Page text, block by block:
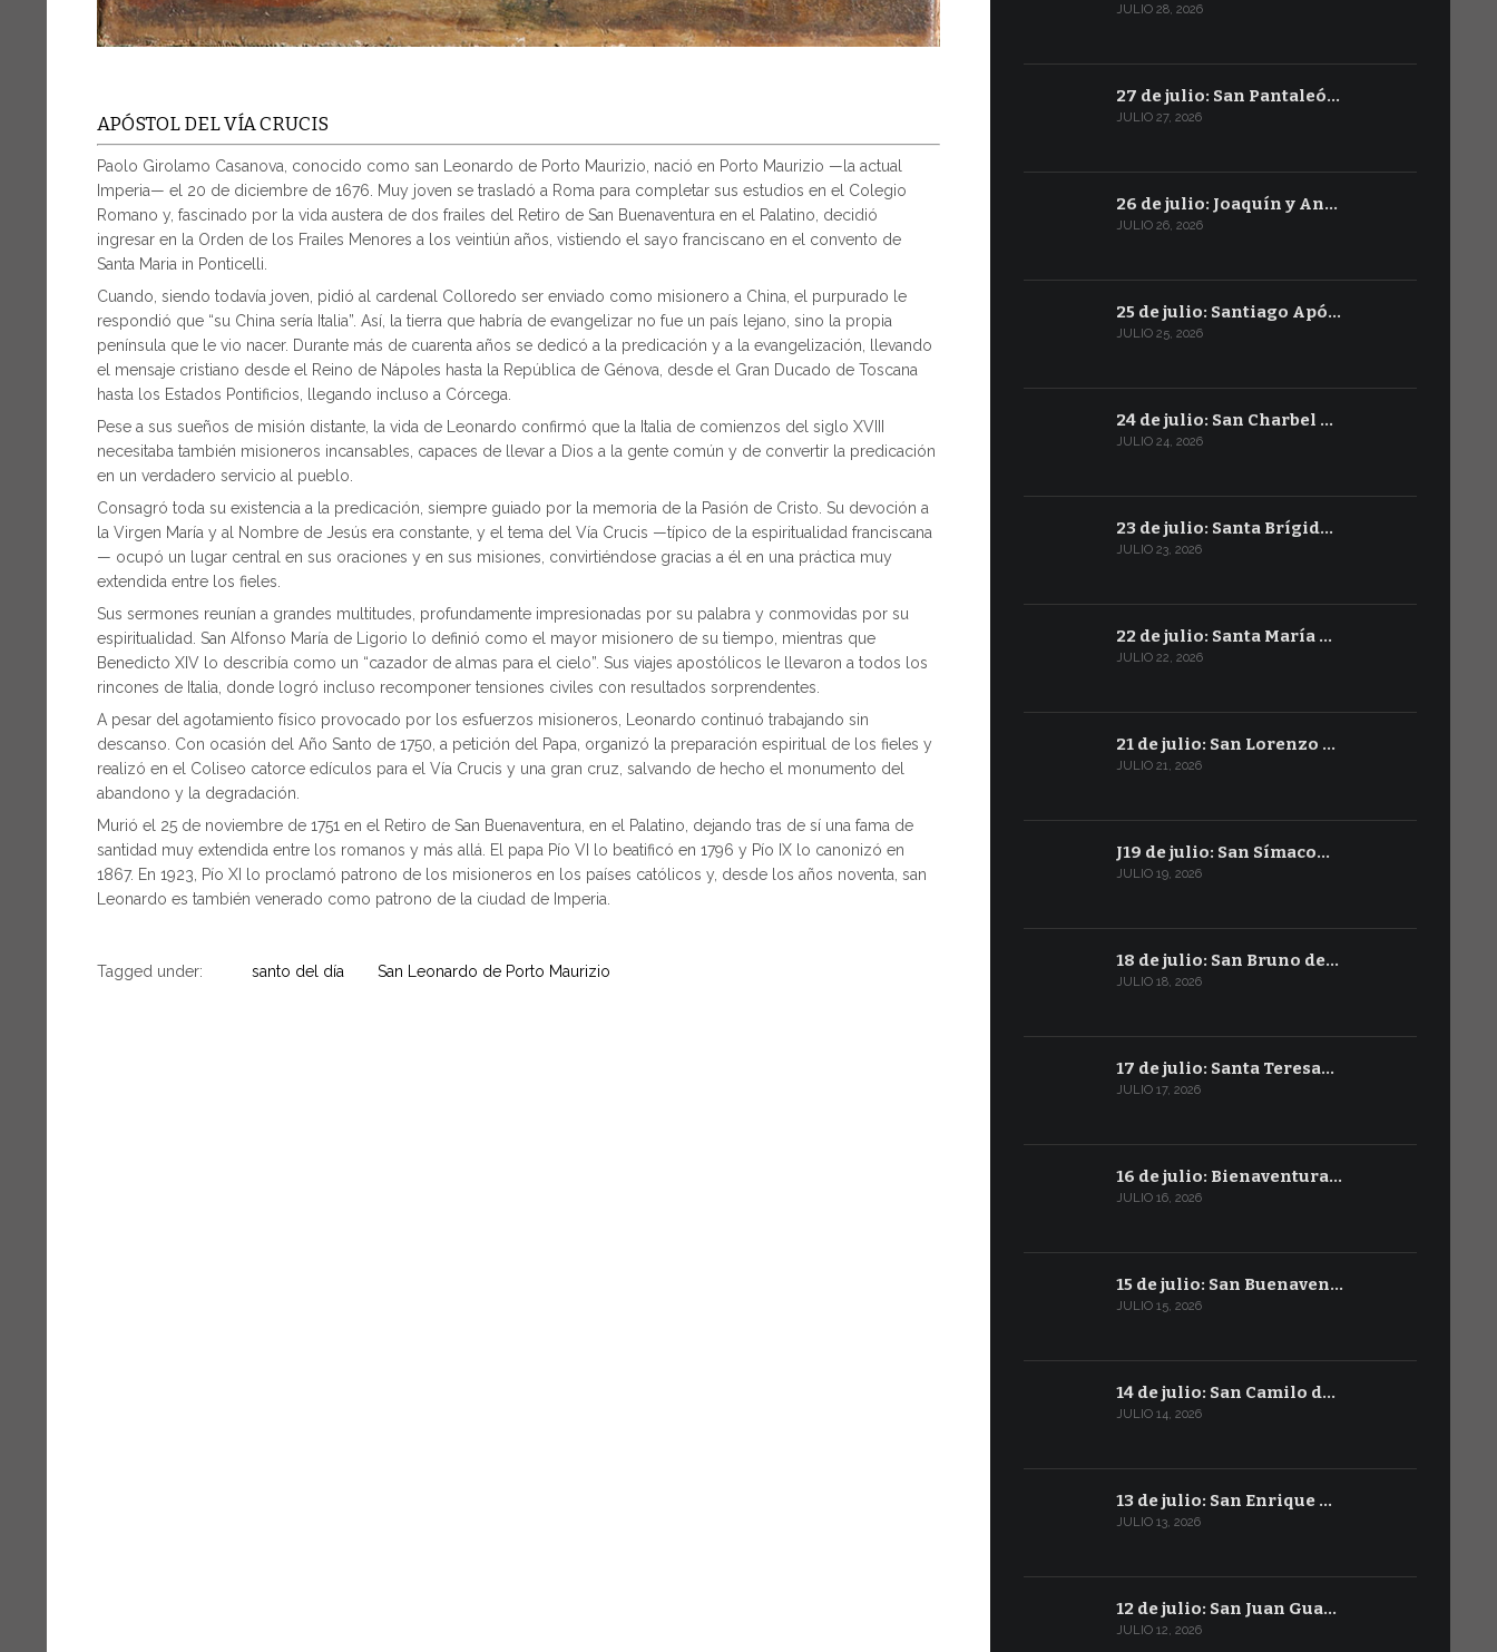
APÓSTOL DEL VÍA CRUCIS
Paolo Girolamo Casanova, conocido como san Leonardo de Porto Maurizio, nació en Porto Maurizio —la actual
Imperia— el 20 de diciembre de 1676. Muy joven se trasladó a Roma para completar sus estudios en el Colegio
Romano y, fascinado por la vida austera de dos frailes del Retiro de San Buenaventura en el Palatino, decidió
ingresar en la Orden de los Frailes Menores a los veintiún años, vistiendo el sayo franciscano en el convento de
Santa Maria in Ponticelli.
Cuando, siendo todavía joven, pidió al cardenal Colloredo ser enviado como misionero a China, el purpurado le
respondió que “su China sería Italia”. Así, la tierra que habría de evangelizar no fue un país lejano, sino la propia
península que le vio nacer. Durante más de cuarenta años se dedicó a la predicación y a la evangelización, llevando
el mensaje cristiano desde el Reino de Nápoles hasta la República de Génova, desde el Gran Ducado de Toscana
hasta los Estados Pontificios, llegando incluso a Córcega.
Pese a sus sueños de misión distante, la vida de Leonardo confirmó que la Italia de comienzos del siglo XVIII
necesitaba también misioneros incansables, capaces de llevar a Dios a la gente común y de convertir la predicación
en un verdadero servicio al pueblo.
Consagró toda su existencia a la predicación, siempre guiado por la memoria de la Pasión de Cristo. Su devoción a
la Virgen María y al Nombre de Jesús era constante, y el tema del Vía Crucis —típico de la espiritualidad franciscana
— ocupó un lugar central en sus oraciones y en sus misiones, convirtiéndose gracias a él en una práctica muy
extendida entre los fieles.
Sus sermones reunían a grandes multitudes, profundamente impresionadas por su palabra y conmovidas por su
espiritualidad. San Alfonso María de Ligorio lo definió como el mayor misionero de su tiempo, mientras que
Benedicto XIV lo describía como un “cazador de almas para el cielo”. Sus viajes apostólicos le llevaron a todos los
rincones de Italia, donde logró incluso recomponer tensiones civiles con resultados sorprendentes.
A pesar del agotamiento físico provocado por los esfuerzos misioneros, Leonardo continuó trabajando sin
descanso. Con ocasión del Año Santo de 1750, a petición del Papa, organizó la preparación espiritual de los fieles y
realizó en el Coliseo catorce edículos para el Vía Crucis y una gran cruz, salvando de hecho el monumento del
abandono y la degradación.
Murió el 25 de noviembre de 1751 en el Retiro de San Buenaventura, en el Palatino, dejando tras de sí una fama de
santidad muy extendida entre los romanos y más allá. El papa Pío VI lo beatificó en 1796 y Pío IX lo canonizó en
1867. En 1923, Pío XI lo proclamó patrono de los misioneros en los países católicos y, desde los años noventa, san
Leonardo es también venerado como patrono de la ciudad de Imperia.
Tagged under: santo del día San Leonardo de Porto Maurizio
JULIO 28, 2026
27 de julio: San Pantaleó…
JULIO 27, 2026
26 de julio: Joaquín y An…
JULIO 26, 2026
25 de julio: Santiago Apó…
JULIO 25, 2026
24 de julio: San Charbel …
JULIO 24, 2026
23 de julio: Santa Brígid…
JULIO 23, 2026
22 de julio: Santa María …
JULIO 22, 2026
21 de julio: San Lorenzo …
JULIO 21, 2026
J19 de julio: San Símaco…
JULIO 19, 2026
18 de julio: San Bruno de…
JULIO 18, 2026
17 de julio: Santa Teresa…
JULIO 17, 2026
16 de julio: Bienaventura…
JULIO 16, 2026
15 de julio: San Buenaven…
JULIO 15, 2026
14 de julio: San Camilo d…
JULIO 14, 2026
13 de julio: San Enrique …
JULIO 13, 2026
12 de julio: San Juan Gua…
JULIO 12, 2026